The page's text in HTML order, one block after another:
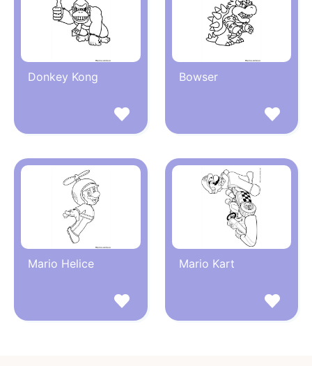
Donkey Kong Bowser
Mario Helice Mario Kart